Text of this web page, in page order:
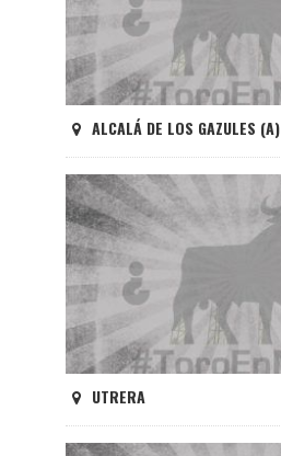
ALCALÁ DE LOS GAZULES (A)
UTRERA